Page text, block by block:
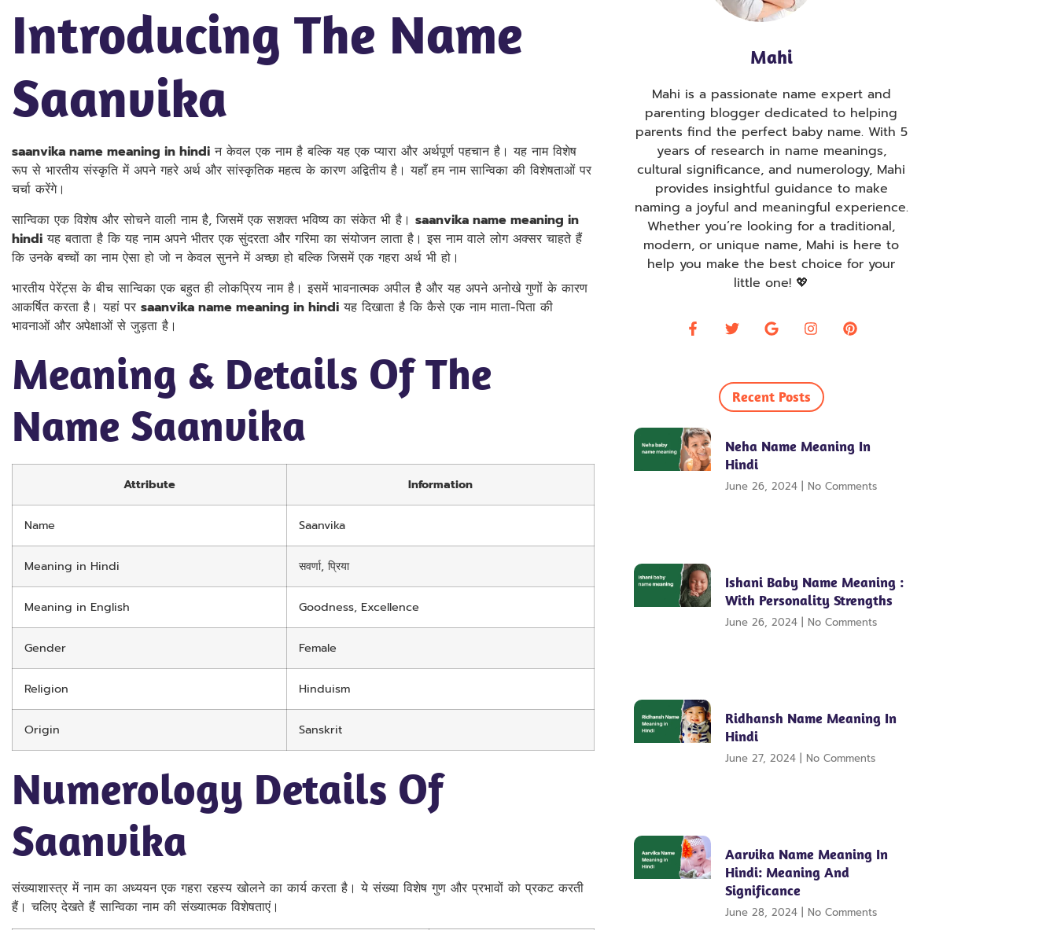
Introducing The Name
Saanvika
saanvika name meaning in hindi न केवल एक नाम है बल्कि यह एक प्यारा और अर्थपूर्ण पहचान है। यह नाम विशेष
रूप से भारतीय संस्कृति में अपने गहरे अर्थ और सांस्कृतिक महत्व के कारण अद्वितीय है। यहाँ हम नाम सान्विका की विशेषताओं पर
चर्चा करेंगे।
सान्विका एक विशेष और सोचने वाली नाम है, जिसमें एक सशक्त भविष्य का संकेत भी है। saanvika name meaning in
hindi यह बताता है कि यह नाम अपने भीतर एक सुंदरता और गरिमा का संयोजन लाता है। इस नाम वाले लोग अक्सर चाहते हैं
कि उनके बच्चों का नाम ऐसा हो जो न केवल सुनने में अच्छा हो बल्कि जिसमें एक गहरा अर्थ भी हो।
भारतीय पेरेंट्स के बीच सान्विका एक बहुत ही लोकप्रिय नाम है। इसमें भावनात्मक अपील है और यह अपने अनोखे गुणों के कारण
आकर्षित करता है। यहां पर saanvika name meaning in hindi यह दिखाता है कि कैसे एक नाम माता-पिता की
भावनाओं और अपेक्षाओं से जुड़ता है।
Meaning & Details Of The
Name Saanvika
Attribute Information
Name Saanvika
Meaning in Hindi सवर्णा, प्रिया
Meaning in English Goodness, Excellence
Gender Female
Religion Hinduism
Origin Sanskrit
Numerology Details Of
Saanvika
संख्याशास्त्र में नाम का अध्ययन एक गहरा रहस्य खोलने का कार्य करता है। ये संख्या विशेष गुण और प्रभावों को प्रकट करती
हैं। चलिए देखते हैं सान्विका नाम की संख्यात्मक विशेषताएं।
Mahi
Mahi is a passionate name expert and
parenting blogger dedicated to helping
parents find the perfect baby name. With 5
years of research in name meanings,
cultural significance, and numerology, Mahi
provides insightful guidance to make
naming a joyful and meaningful experience.
Whether you’re looking for a traditional,
modern, or unique name, Mahi is here to
help you make the best choice for your
little one! 💖
Recent Posts
Neha Name Meaning In
Hindi
June 26, 2024 No Comments
Ishani Baby Name Meaning :
With Personality Strengths
June 26, 2024 No Comments
Ridhansh Name Meaning In
Hindi
June 27, 2024 No Comments
Aarvika Name Meaning In
Hindi: Meaning And
Significance
June 28, 2024 No Comments